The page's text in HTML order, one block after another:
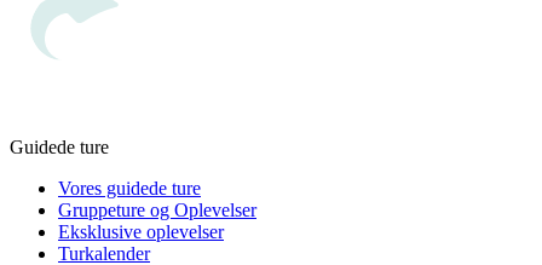
Guidede ture
Vores guidede ture
Gruppeture og Oplevelser
Eksklusive oplevelser
Turkalender